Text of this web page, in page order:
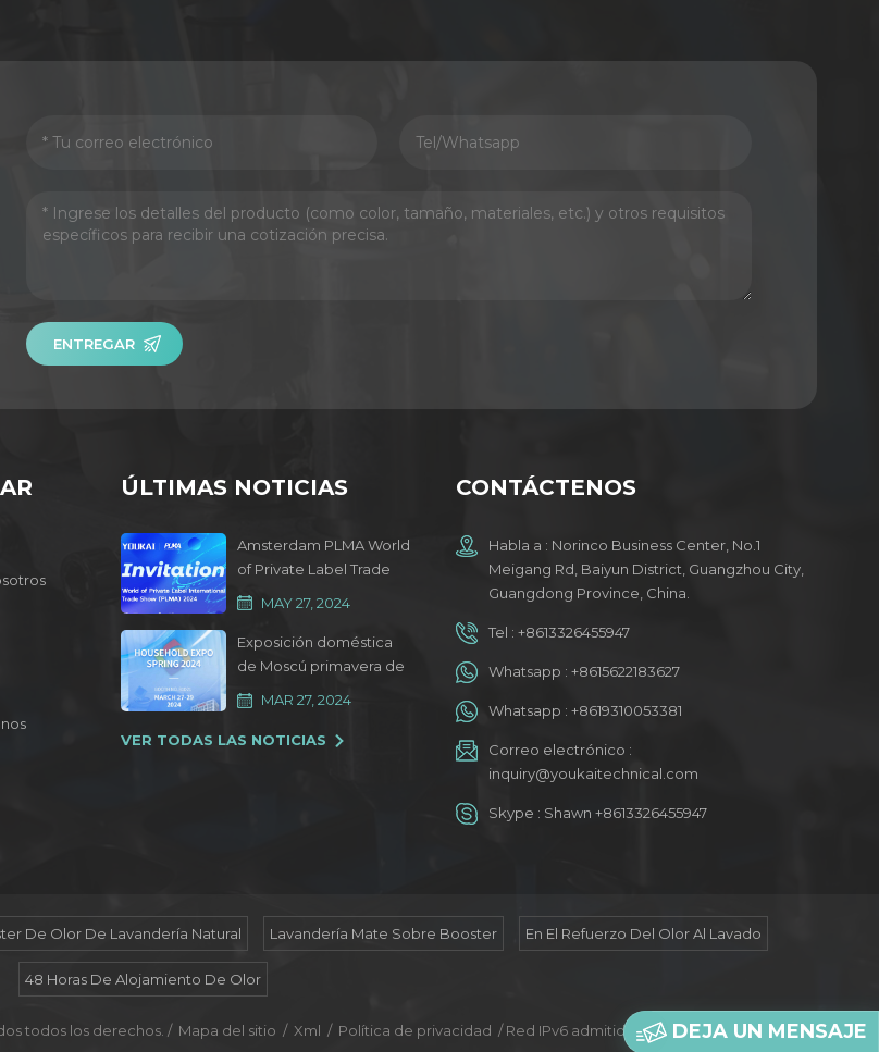
ENTREGAR
CONTÁCTENOS
Habla a : Norinco Business Center, No.1
Meigang Rd, Baiyun District, Guangzhou City,
Guangdong Province, China.
Tel : +8613326455947
Whatsapp : +8615622183627
Whatsapp : +8619310053381
Correo electrónico :
inquiry@youkaitechnical.com
Skype : Shawn +8613326455947
ÚLTIMAS NOTICIAS
Amsterdam PLMA World
of Private Label Trade
Show 2024
MAY 27, 2024
Exposición doméstica
de Moscú primavera de
2024
MAR 27, 2024
VER TODAS LAS NOTICIAS
De Olor De Lavandería Natural Lavandería Mate Sobre Booster En El Refuerzo Del Olor Al Lavado
48 Horas De Alojamiento De Olor
todos los derechos. / Mapa del sitio / Xml / Política de privacidad /Red IPv6 admitida DEJA UN MENSAJE